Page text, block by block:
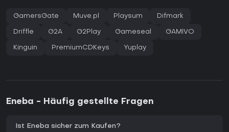
GamersGate Muve.pl Playsum Difmark
Driffle G2A G2Play Gameseal GAMIVO
Kinguin PremiumCDKeys Yuplay
Eneba - Häufig gestellte Fragen
Ist Eneba sicher zum Kaufen?